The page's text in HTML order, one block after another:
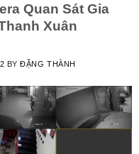
Quan Sát Gia
Xuân
BYĐẶNG THÀNH